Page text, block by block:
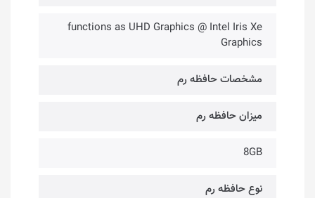
functions as UHD Graphics @ Intel Iris Xe
Graphics
مشخصات حافظه رم
میزان حافظه رم
8GB
نوع حافظه رم